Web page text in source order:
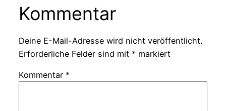
Kommentar
Deine E-Mail-Adresse wird nicht veröffentlicht.
Erforderliche Felder sind mit * markiert
Kommentar *